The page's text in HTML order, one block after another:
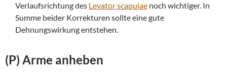
Verlaufsrichtung des Levator scapulae noch wichtiger. In
Summe beider Korrekturen sollte eine gute
Dehnungswirkung entstehen.
(P) Arme anheben